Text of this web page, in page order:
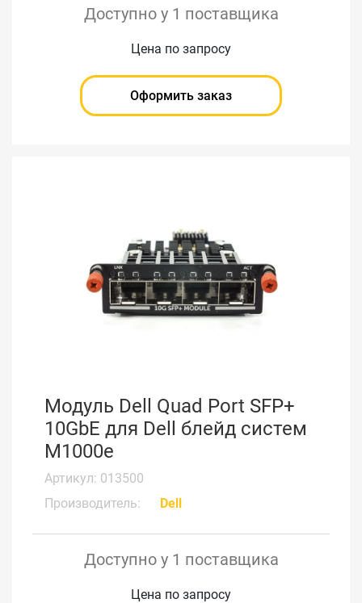
Доступно у 1 поставщика
Цена по запросу
Оформить заказ
Модуль Dell Quad Port SFP+
10GbE для Dell блейд систем
M1000e
Артикул: 013500
Производитель:
Dell
Доступно у 1 поставщика
Цена по запросу